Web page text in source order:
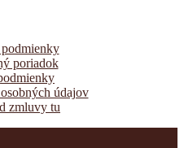
poriadok
údajov
zmluvy tu